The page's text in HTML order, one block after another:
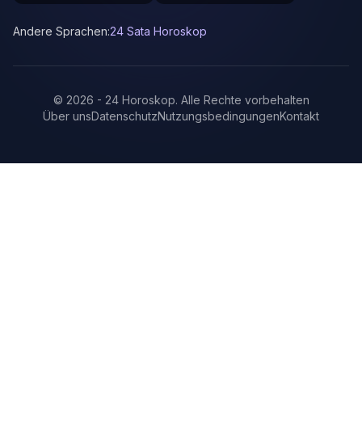
Andere Sprachen:24 Sata Horoskop
© 2026 - 24 Horoskop. Alle Rechte vorbehalten
Über unsDatenschutzNutzungsbedingungenKontakt